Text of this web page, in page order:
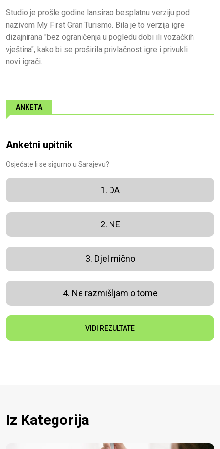
Studio je prošle godine lansirao besplatnu verziju pod
nazivom My First Gran Turismo. Bila je to verzija igre
dizajnirana "bez ograničenja u pogledu dobi ili vozačkih
vještina", kako bi se proširila privlačnost igre i privukli
novi igrači.
ANKETA
Anketni upitnik
Osjećate li se sigurno u Sarajevu?
1. DA
2. NE
3. Djelimično
4. Ne razmišljam o tome
VIDI REZULTATE
Iz Kategorija